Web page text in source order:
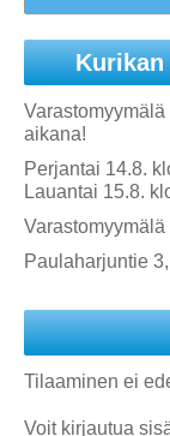
Kurikan
aikana!
Perjantai 14.8.
Lauantai 15.8.
Paulaharjuntie
Tilaaminen ei
Voit kirjautua